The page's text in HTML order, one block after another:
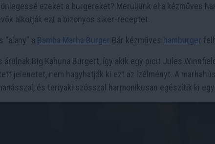
ezeket a burgereket? Merüljünk el a kézműves
alkotják ezt a bizonyos siker-receptet.
a Bamba Marha Burger Bár kézműves hamburger
árulnak Big Kahuna Burgert, így akik egy picit Jules
jelenetet, nem hagyhatják ki ezt az ízélményt. A
és teriyaki szósszal harmonikusan egészítik ki